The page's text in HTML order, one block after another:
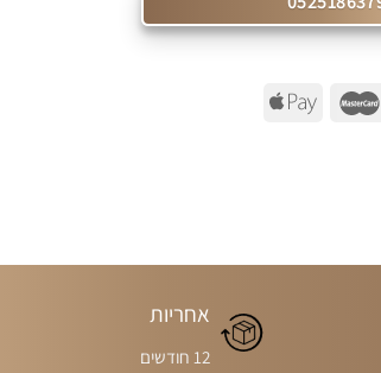
אחריות
12 חודשים